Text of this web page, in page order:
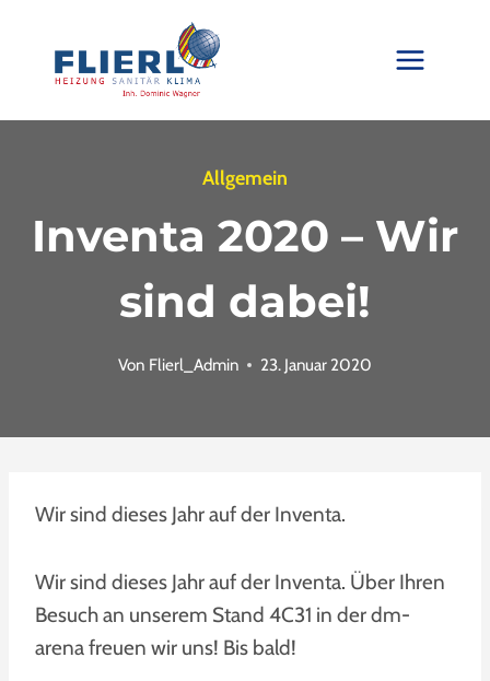
springen
Allgemein
Inventa 2020 – Wir
sind dabei!
Von Flierl_Admin 23. Januar 2020
Wir sind dieses Jahr auf der Inventa.
Wir sind dieses Jahr auf der Inventa. Über Ihren
Besuch an unserem Stand 4C31 in der dm-
arena freuen wir uns! Bis bald!